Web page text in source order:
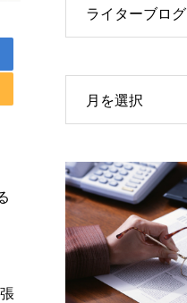
ライターブログ
月を選択